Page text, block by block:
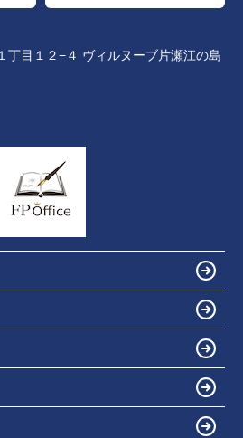
丁目１２−４ ヴィルヌーブ片瀬江の島